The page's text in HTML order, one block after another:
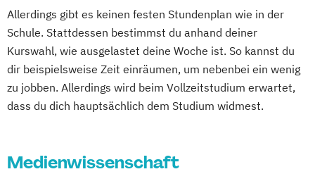
Produktdesign und Prozessentwicklung
Allerdings gibt es keinen festen Stundenplan wie in der
Schule. Stattdessen bestimmst du anhand deiner
Kurswahl, wie ausgelastet deine Woche ist. So kannst du
dir beispielsweise Zeit einräumen, um nebenbei ein wenig
zu jobben. Allerdings wird beim Vollzeitstudium erwartet,
dass du dich hauptsächlich dem Studium widmest.
Medienwissenschaft